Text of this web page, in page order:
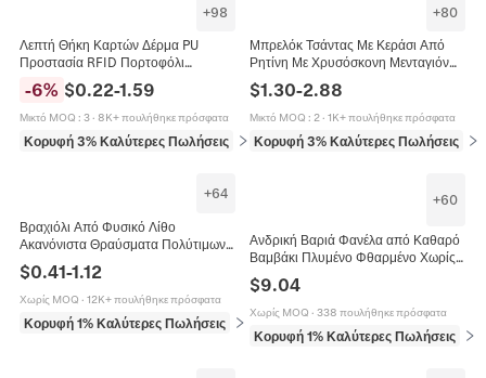
+98
Λεπτή Θήκη Καρτών Δέρμα PU
Προστασία RFID Πορτοφόλι
Πιστωτικών Καρτών Εξαιρετικά
Λεπτό Πολλαπλές Θέσεις Ταξίδι
Μινιμαλιστική Θήκη
-6% $0.22-1.59
Μικτό MOQ : 3· 8K+ πουλήθηκε πρόσφατα
Κορυφή 3% Καλύτερες Πωλήσεις σε Πορτοφόλια και θήκες καρτών
+80
Μπρελόκ Τσάντας Με Κεράσι Από
Ρητίνη Με Χρυσόσκονη Μενταγιόν
Φρούτο Μεταλλικό Φύλλο
Διακοσμητικό Αξεσουάρ
$1.30-2.88
Μικτό MOQ : 2· 1K+ πουλήθηκε πρόσφατα
Κορυφή 3% Καλύτερες Πωλήσεις σε
+64
Βραχιόλι Από Φυσικό Λίθο
Ακανόνιστα Θραύσματα Πολύτιμων
Healing Reiki Κοσμήματα Γυναικεία
$0.41-1.12
Χωρίς MOQ · 12K+ πουλήθηκε πρόσφατα
Κορυφή 1% Καλύτερες Πωλήσεις σε Βραχιόλια
+60
Ανδρική Βαριά Φανέλα από Καθαρό
Βαμβάκι Πλυμένο Φθαρμένο Χωρίς
Εφαρμογή Βίντατζ Muscle Vest
$9.04
Χωρίς MOQ · 338 πουλήθηκε πρόσφατα
Κορυφή 1% Καλύτερες Πωλήσεις σε